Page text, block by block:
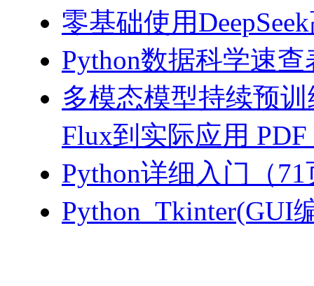
零基础使用
Python数据科学速
多模态模型持续预
Flux到实际应用
Python详细入门（
Python_Tkinter(GUI